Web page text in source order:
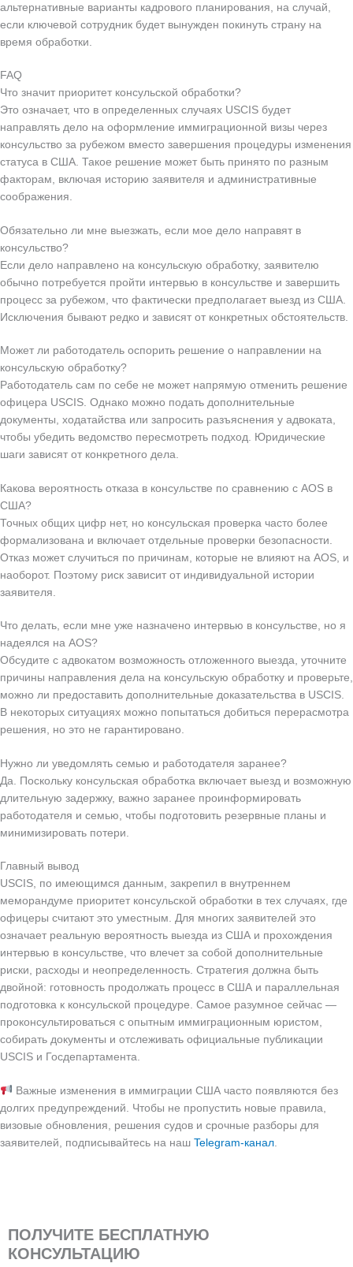
альтернативные варианты кадрового планирования, на случай,
если ключевой сотрудник будет вынужден покинуть страну на
время обработки.
FAQ
Что значит приоритет консульской обработки?
Это означает, что в определенных случаях USCIS будет
направлять дело на оформление иммиграционной визы через
консульство за рубежом вместо завершения процедуры изменения
статуса в США. Такое решение может быть принято по разным
факторам, включая историю заявителя и административные
соображения.
Обязательно ли мне выезжать, если мое дело направят в
консульство?
Если дело направлено на консульскую обработку, заявителю
обычно потребуется пройти интервью в консульстве и завершить
процесс за рубежом, что фактически предполагает выезд из США.
Исключения бывают редко и зависят от конкретных обстоятельств.
Может ли работодатель оспорить решение о направлении на
консульскую обработку?
Работодатель сам по себе не может напрямую отменить решение
офицера USCIS. Однако можно подать дополнительные
документы, ходатайства или запросить разъяснения у адвоката,
чтобы убедить ведомство пересмотреть подход. Юридические
шаги зависят от конкретного дела.
Какова вероятность отказа в консульстве по сравнению с AOS в
США?
Точных общих цифр нет, но консульская проверка часто более
формализована и включает отдельные проверки безопасности.
Отказ может случиться по причинам, которые не влияют на AOS, и
наоборот. Поэтому риск зависит от индивидуальной истории
заявителя.
Что делать, если мне уже назначено интервью в консульстве, но я
надеялся на AOS?
Обсудите с адвокатом возможность отложенного выезда, уточните
причины направления дела на консульскую обработку и проверьте,
можно ли предоставить дополнительные доказательства в USCIS.
В некоторых ситуациях можно попытаться добиться перерасмотра
решения, но это не гарантировано.
Нужно ли уведомлять семью и работодателя заранее?
Да. Поскольку консульская обработка включает выезд и возможную
длительную задержку, важно заранее проинформировать
работодателя и семью, чтобы подготовить резервные планы и
минимизировать потери.
Главный вывод
USCIS, по имеющимся данным, закрепил в внутреннем
меморандуме приоритет консульской обработки в тех случаях, где
офицеры считают это уместным. Для многих заявителей это
означает реальную вероятность выезда из США и прохождения
интервью в консульстве, что влечет за собой дополнительные
риски, расходы и неопределенность. Стратегия должна быть
двойной: готовность продолжать процесс в США и параллельная
подготовка к консульской процедуре. Самое разумное сейчас —
проконсультироваться с опытным иммиграционным юристом,
собирать документы и отслеживать официальные публикации
USCIS и Госдепартамента.
Важные изменения в иммиграции США часто появляются без
долгих предупреждений. Чтобы не пропустить новые правила,
визовые обновления, решения судов и срочные разборы для
заявителей, подписывайтесь на наш Telegram-канал
ПОЛУЧИТЕ БЕСПЛАТНУЮ
КОНСУЛЬТАЦИЮ